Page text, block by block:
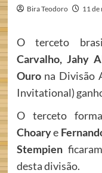
Bira Teodoro 11 de
O terceto
Carvalho, Jahy
Ourona Divisão
Invitational)
O terceto
Choarye
Stempien
desta divisão.